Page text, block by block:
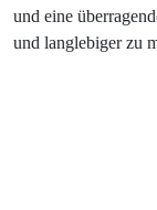
und eine
und langlebiger zu